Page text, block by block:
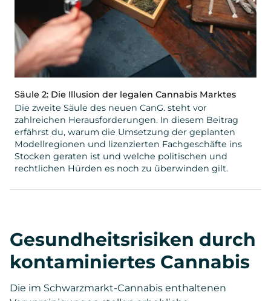
Säule 2: Die Illusion der legalen Cannabis Marktes
Die zweite Säule des neuen CanG. steht vor
zahlreichen Herausforderungen. In diesem Beitrag
erfährst du, warum die Umsetzung der geplanten
Modellregionen und lizenzierten Fachgeschäfte ins
Stocken geraten ist und welche politischen und
rechtlichen Hürden es noch zu überwinden gilt.
Gesundheitsrisiken durch
kontaminiertes Cannabis
Die im Schwarzmarkt-Cannabis enthaltenen